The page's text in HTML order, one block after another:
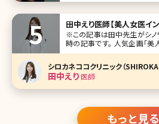
田中えり医師【美人女医イ
※この記事は田中先生がシノ
時の記事です。 人気企画「美
回は、東京・神宮前のシノワク
田中えり（たなか えり）先生です。 シノワクリニックは、渋
原宿（明治神宮前）の中間エリ
シロカネココクリニック（
田中えり医師
もっと見る